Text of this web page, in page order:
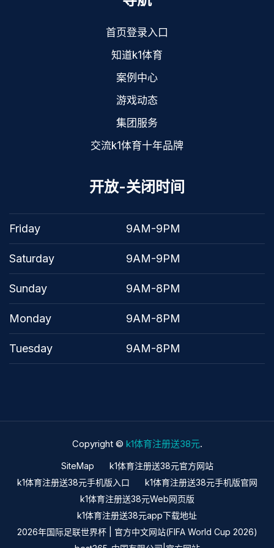
首页登录入口
知道k1体育
案例中心
游戏动态
集团服务
交流k1体育十年品牌
开放-关闭时间
Friday 9AM-9PM
Saturday 9AM-9PM
Sunday 9AM-8PM
Monday 9AM-8PM
Tuesday 9AM-8PM
Copyright © k1体育注册送38元.
SiteMap
k1体育注册送38元官方网站
k1体育注册送38元手机版入口
k1体育注册送38元手机版官网
k1体育注册送38元Web网页版
k1体育注册送38元app下载地址
2026年国际足联世界杯 | 官方中文网站(FIFA World Cup 2026)